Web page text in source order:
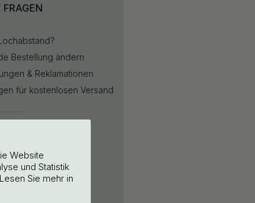
FRAGEN
Bestellung ändern
& Reklamationen
für kostenlosen Versand
Website
und Statistik
Sie mehr in